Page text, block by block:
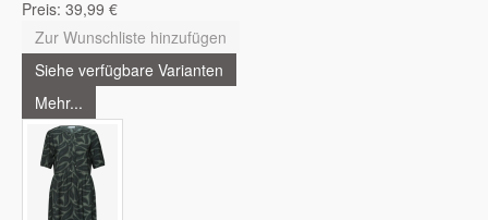
Preis: 39,99 €
Zur Wunschliste hinzufügen
Siehe verfügbare Varianten
Mehr...